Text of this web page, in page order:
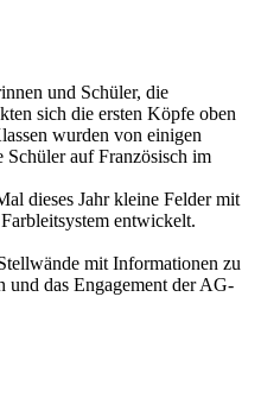
und Schüler, die
sich die ersten Köpfe oben
wurden von einigen
Schüler auf Französisch im
dieses Jahr kleine Felder mit
entwickelt.
mit Informationen zu
und das Engagement der AG-